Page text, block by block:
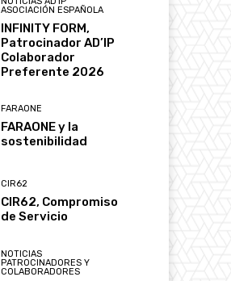
ASOCIACIÓN ESPAÑOLA
INFINITY FORM,
Patrocinador AD’IP
Colaborador
Preferente 2026
FARAONE
FARAONE y la
sostenibilidad
CIR62
CIR62, Compromiso
de Servicio
NOTICIAS
PATROCINADORES Y
COLABORADORES